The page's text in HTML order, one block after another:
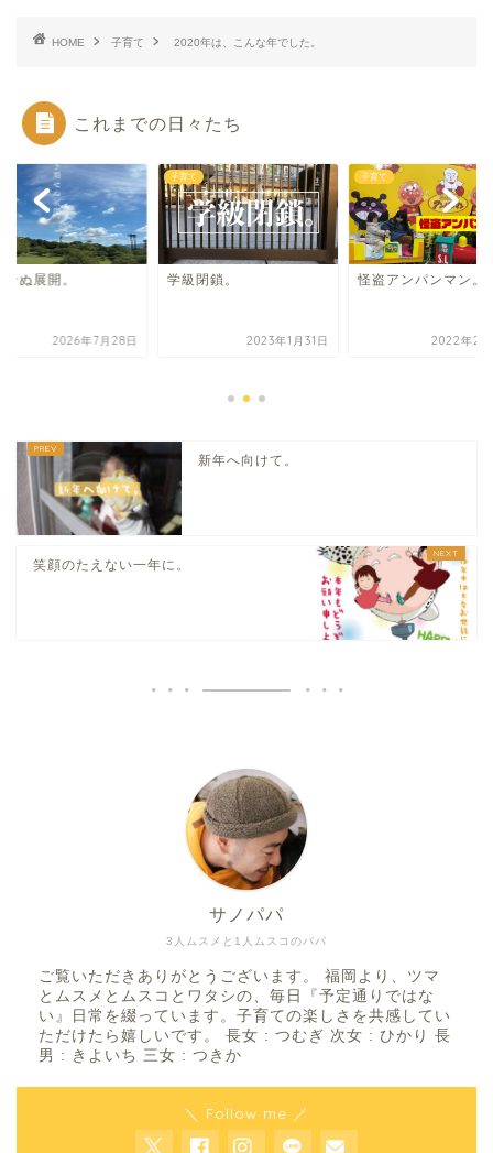
HOME 子育て 2020年は、こんな年でした。
これまでの日々たち
ぬ展開。
2026年7月28日
子育て
学級閉鎖。
2023年1月31日
子育て
怪盗アンパンマン。
2022年2
新年へ向けて。
笑顔のたえない一年に。
3人ムスメと1人ムスコのパパ
サノパパ
ご覧いただきありがとうございます。 福岡より、ツマ
とムスメとムスコとワタシの、毎日『予定通りではな
い』日常を綴っています。子育ての楽しさを共感してい
ただけたら嬉しいです。 長女 : つむぎ 次女 : ひかり 長
男 : きよいち 三女 : つきか
＼ Follow me ／